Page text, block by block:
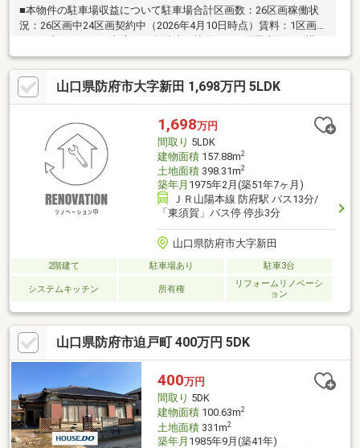
■本物件の駐車場収益について駐車場合計区画数：26区画稼働状
況：26区画中24区画契約中（2026年4月10日時点）賃料：1区画あ
造：軽量鉄骨造床面積：11.70㎡
山口県防府市大字新田 1,698万円 5LDK
1,698万円
間取り 5LDK
建物面積157.88m2
土地面積398.31m2
築年月 1975年2月(築51年7ヶ月)
ＪＲ山陽本線 防府駅 バス13分/
「東須賀」バス停 停歩3分
山口県防府市大字新田
2階建て 駐車場あり 駐車3台
システムキッチン 所有権
リフォームリノベーシ
ョン
山口県防府市迫戸町 400万円 5DK
400万円
間取り 5DK
建物面積100.63m2
土地面積331m2
築年月 1985年9月(築41年)